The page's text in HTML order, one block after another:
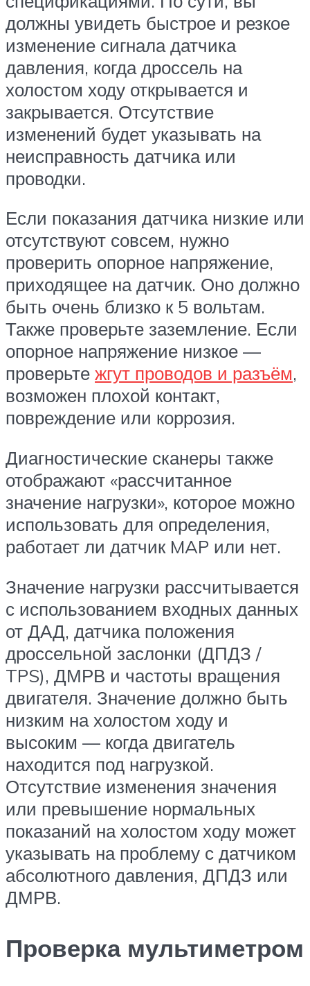
должны увидеть быстрое и резкое
изменение сигнала датчика
давления, когда дроссель на
холостом ходу открывается и
закрывается. Отсутствие
изменений будет указывать на
неисправность датчика или
проводки.
Если показания датчика низкие или
отсутствуют совсем, нужно
проверить опорное напряжение,
приходящее на датчик. Оно должно
быть очень близко к 5 вольтам.
Также проверьте заземление. Если
опорное напряжение низкое —
проверьте жгут проводов и разъём,
возможен плохой контакт,
повреждение или коррозия.
Диагностические сканеры также
отображают «рассчитанное
значение нагрузки», которое можно
использовать для определения,
работает ли датчик MAP или нет.
Значение нагрузки рассчитывается
с использованием входных данных
от ДАД, датчика положения
дроссельной заслонки (ДПДЗ /
TPS), ДМРВ и частоты вращения
двигателя. Значение должно быть
низким на холостом ходу и
высоким — когда двигатель
находится под нагрузкой.
Отсутствие изменения значения
или превышение нормальных
показаний на холостом ходу может
указывать на проблему с датчиком
абсолютного давления, ДПДЗ или
ДМРВ.
Проверка мультиметром